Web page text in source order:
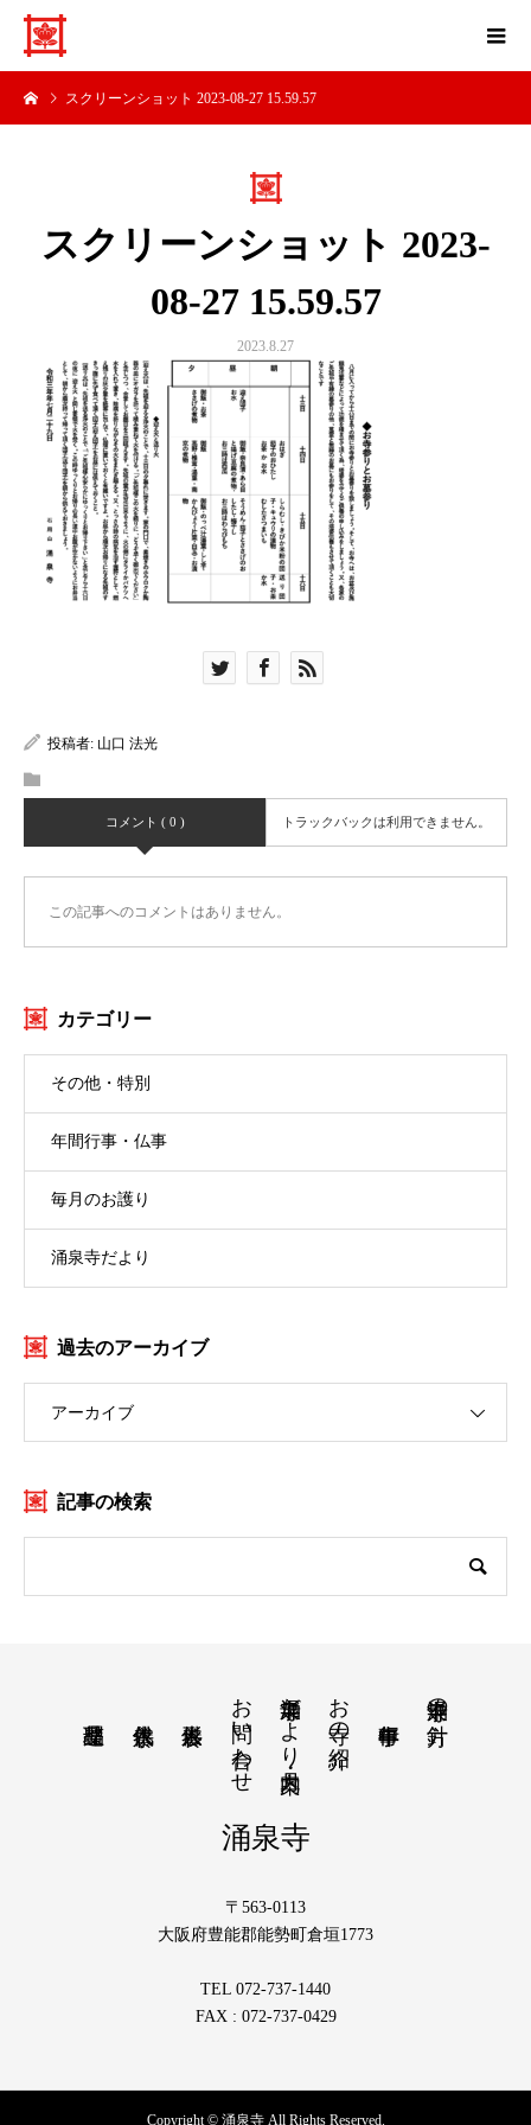
スクリーンショット 2023-08-27 15.59.57
スクリーンショット 2023-
08-27 15.59.57
2023.8.27
投稿者: 山口 法光
コメント ( 0 ) トラックバックは利用できません。
この記事へのコメントはありません。
カテゴリー
その他・特別
年間行事・仏事
毎月のお護り
涌泉寺だより
過去のアーカイブ
アーカイブ
記事の検索
涌泉寺の方針
お寺の紹介
涌泉寺だより・月案内
お問い合わせ
涌泉寺
〒563-0113
大阪府豊能郡能勢町倉垣1773
TEL 072-737-1440
FAX : 072-737-0429
Copyright © 涌泉寺 All Rights Reserved.